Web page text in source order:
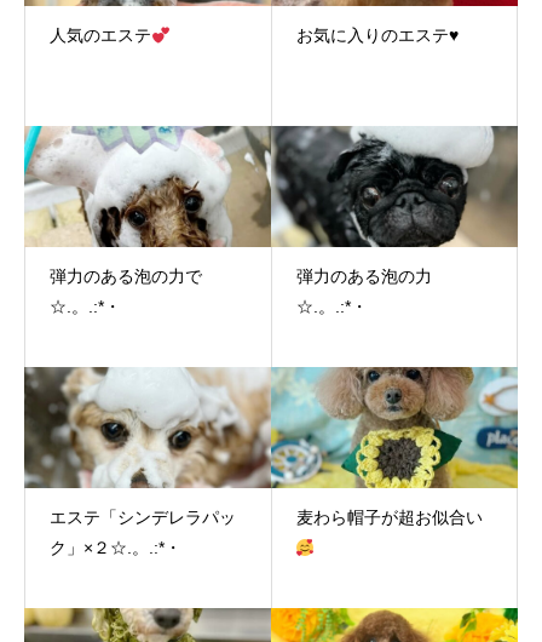
人気のエステ お気に入りのエステ♥
弾力のある泡の力で
☆.。.:*・
弾力のある泡の力
☆.。.:*・
エステ「シンデレラパッ
ク」×２☆.。.:*・
麦わら帽子が超お似合い